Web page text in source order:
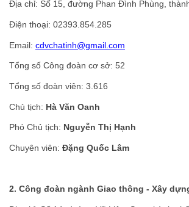
Địa chỉ: Số 15, đường Phan Đình Phùng,
Điện thoại: 02393.854.285
Email: cdvchatinh@gmail.com
Tổng số Công đoàn cơ sở: 52
Tổng số đoàn viên: 3.616
Chủ tịch: Hà Văn Oanh
Phó Chủ tịch: Nguyễn Thị Hạnh
Chuyên viên: Đặng Quốc Lâm
2. Công đoàn ngành Giao thông - Xây